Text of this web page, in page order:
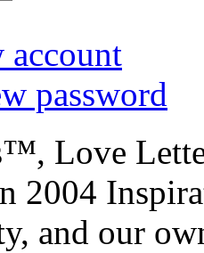
account
password
Love
2004
and our